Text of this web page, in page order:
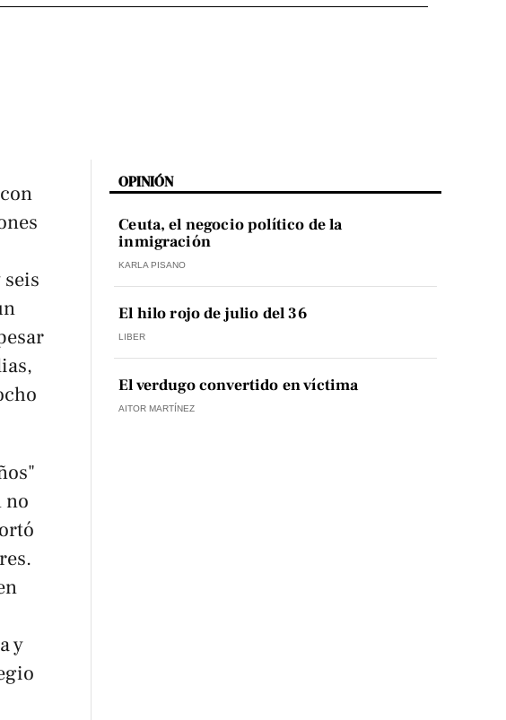
no
y
OPINIÓN
Ceuta, el negocio político de la
inmigración
KARLA PISANO
El hilo rojo de julio del 36
LIBER
El verdugo convertido en víctima
AITOR MARTÍNEZ